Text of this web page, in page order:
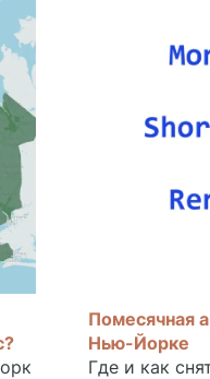
Помесячная
Нью-Йорке
Где и как